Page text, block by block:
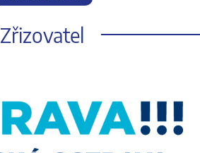
Zřizovatel